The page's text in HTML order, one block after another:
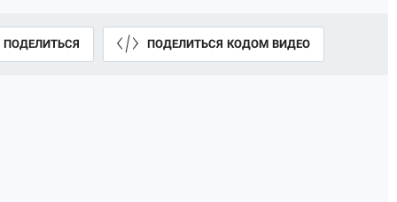
ПОДЕЛИТЬСЯ ПОДЕЛИТЬСЯ КОДОМ ВИДЕО